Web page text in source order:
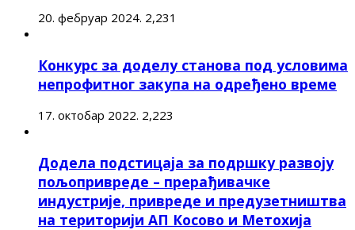
20. фебруар 2024. 2,231
Конкурс за доделу станова под условима
непрофитног закупа на одређено време
17. октобар 2022. 2,223
Додела подстицаја за подршку развоју
пољопривреде – прерађивачке
индустрије, привреде и предузетништва
на територији АП Косово и Метохија